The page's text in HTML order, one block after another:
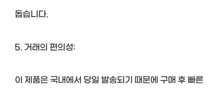
돕습니다.
5. 거래의 편의성:
이 제품은 국내에서 당일 발송되기 때문에 구매 후 빠른